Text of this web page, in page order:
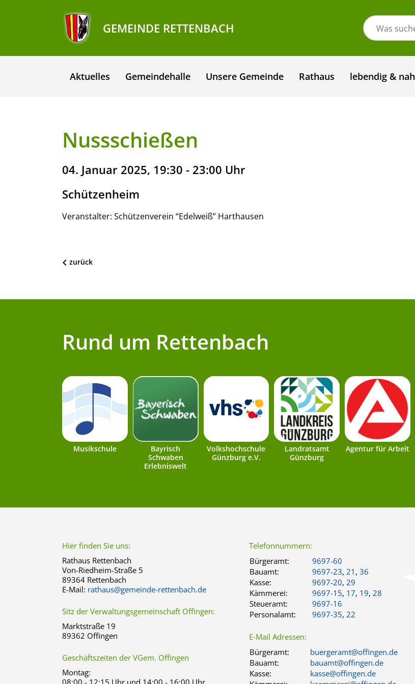
GEMEINDE RETTENBACH
Aktuelles Gemeindehalle Unsere Gemeinde Rathaus lebendig & nah
Nussschießen
04. Januar 2025, 19:30 - 23:00 Uhr
Schützenheim
Veranstalter: Schützenverein “Edelweiß” Harthausen
zurück
Rund um Rettenbach
Musikschule
Bayrisch
Schwaben
Erlebniswelt
Volkshochschule
Günzburg e.V.
Landratsamt
Günzburg
Agentur für Arbeit
Hier finden Sie uns:
Rathaus Rettenbach
Von-Riedheim-Straße 5
89364 Rettenbach
E-Mail: rathaus@gemeinde-rettenbach.de
Sitz der Verwaltungsgemeinschaft Offingen:
Marktstraße 19
89362 Offingen
Geschäftszeiten der VGem. Offingen
Montag:
08:00 - 12:15 Uhr und 14:00 - 16:00 Uhr
Telefonnummern:
Bürgeramt:
9697-60
Bauamt:
9697-23, 21 , 36
Kasse:
9697-20, 29
Kämmerei:
9697-15, 17, 19, 28
Steueramt:
9697-16
Personalamt:
9697-35, 22
E-Mail Adressen:
Bürgeramt:
buergeramt@offingen.de
Bauamt:
bauamt@offingen.de
Kasse:
kasse@offingen.de